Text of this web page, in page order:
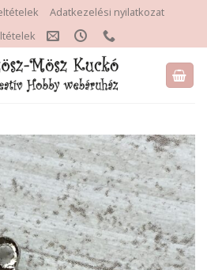
Adatkezelési nyilatkozat